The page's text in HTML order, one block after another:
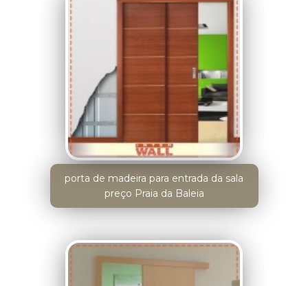
porta de madeira para entrada da sala
preço Praia da Baleia